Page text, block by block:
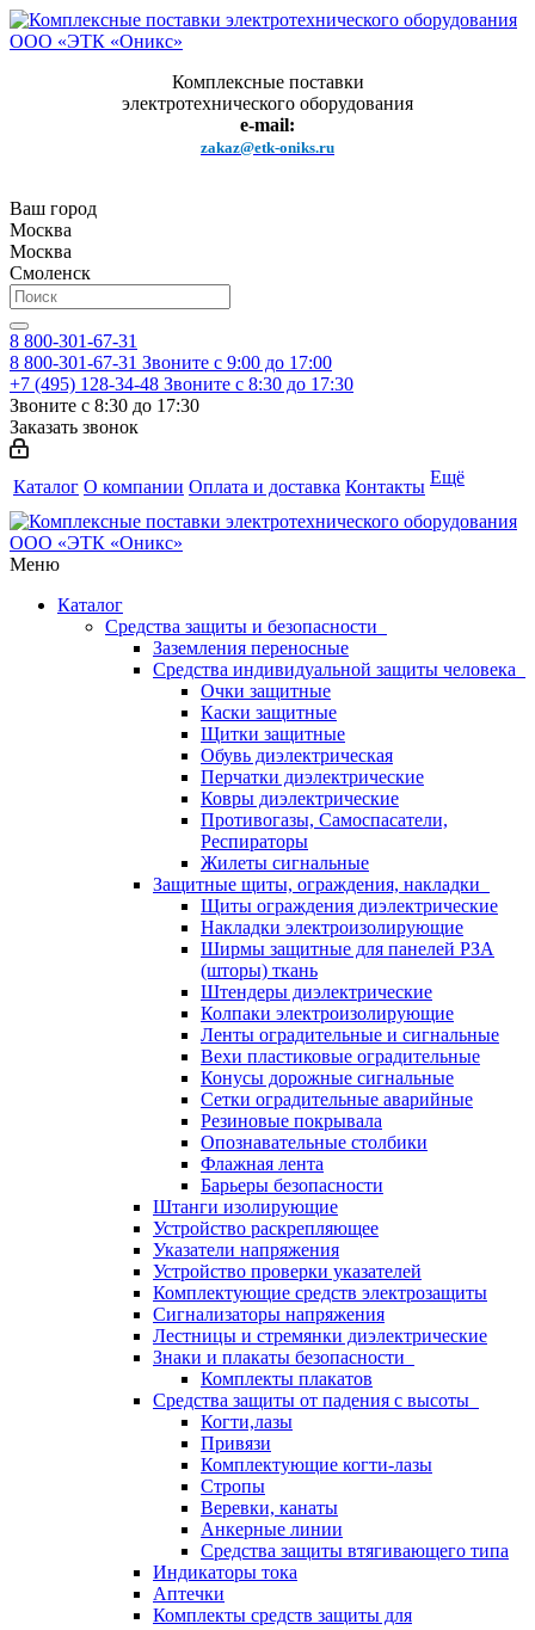
Комплексные поставки
электротехнического оборудования
e-mail:
zakaz@etk-oniks.ru
Ваш город
Москва
Москва
Смоленск
8 800-301-67-31
8 800-301-67-31 Звоните с 9:00 до 17:00
+7 (495) 128-34-48 Звоните с 8:30 до 17:30
Звоните с 8:30 до 17:30
Заказать звонок
Каталог О компании Оплата и доставка Контакты Ещё
Меню
Каталог
Средства защиты и безопасности
Заземления переносные
Средства индивидуальной защиты человека
Очки защитные
Каски защитные
Щитки защитные
Обувь диэлектрическая
Перчатки диэлектрические
Ковры диэлектрические
Противогазы, Самоспасатели,
Респираторы
Жилеты сигнальные
Защитные щиты, ограждения, накладки
Щиты ограждения диэлектрические
Накладки электроизолирующие
Ширмы защитные для панелей РЗА
(шторы) ткань
Штендеры диэлектрические
Колпаки электроизолирующие
Ленты оградительные и сигнальные
Вехи пластиковые оградительные
Конусы дорожные сигнальные
Сетки оградительные аварийные
Резиновые покрывала
Опознавательные столбики
Флажная лента
Барьеры безопасности
Штанги изолирующие
Устройство раскрепляющее
Указатели напряжения
Устройство проверки указателей
Комплектующие средств электрозащиты
Сигнализаторы напряжения
Лестницы и стремянки диэлектрические
Знаки и плакаты безопасности
Комплекты плакатов
Средства защиты от падения с высоты
Когти,лазы
Привязи
Комплектующие когти-лазы
Стропы
Веревки, канаты
Анкерные линии
Средства защиты втягивающего типа
Индикаторы тока
Аптечки
Комплекты средств защиты для